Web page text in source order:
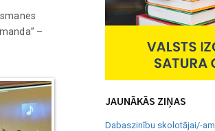
–
JAUNĀKĀS ZIŅAS
Dabaszinību skolotājai/-am